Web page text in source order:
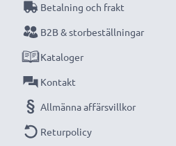
Betalning och frakt
B2B & storbeställningar
Kataloger
Kontakt
Allmänna affärsvillkor
Returpolicy